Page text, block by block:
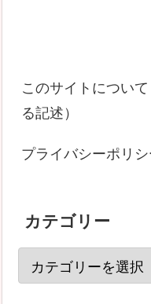
このサイトについ
る記述）
プライバシーポリシ
カテゴリー